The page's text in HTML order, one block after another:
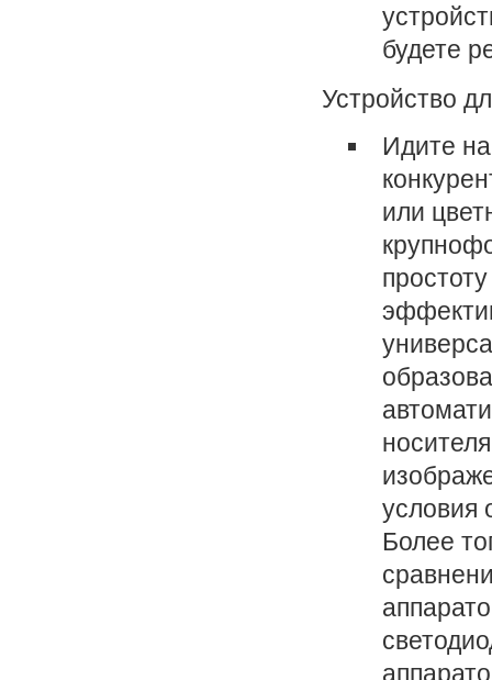
будете
Устройство
Идите
или
условия
Более